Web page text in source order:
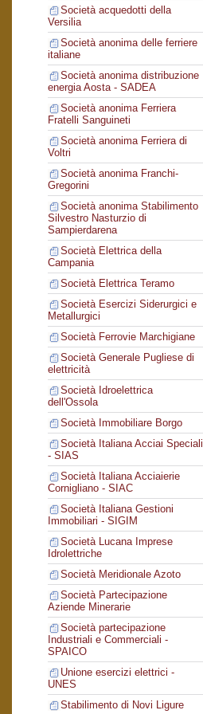
Società acquedotti della
Versilia
Società anonima delle ferriere
italiane
Società anonima distribuzione
energia Aosta - SADEA
Società anonima Ferriera
Fratelli Sanguineti
Società anonima Ferriera di
Voltri
Società anonima Franchi-
Gregorini
Società anonima Stabilimento
Silvestro Nasturzio di
Sampierdarena
Società Elettrica della
Campania
Società Elettrica Teramo
Società Esercizi Siderurgici e
Metallurgici
Società Ferrovie Marchigiane
Società Generale Pugliese di
elettricità
Società Idroelettrica
dell'Ossola
Società Immobiliare Borgo
Società Italiana Acciai Speciali
- SIAS
Società Italiana Acciaierie
Cornigliano - SIAC
Società Italiana Gestioni
Immobiliari - SIGIM
Società Lucana Imprese
Idrolettriche
Società Meridionale Azoto
Società Partecipazione
Aziende Minerarie
Società partecipazione
Industriali e Commerciali -
SPAICO
Unione esercizi elettrici -
UNES
Stabilimento di Novi Ligure